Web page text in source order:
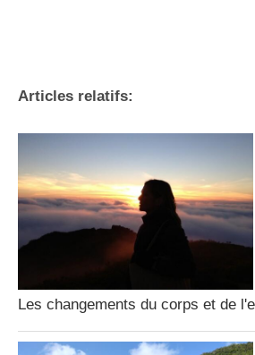
Articles relatifs:
Les changements du corps et de